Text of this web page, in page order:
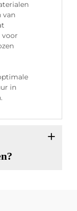
van
voor
in